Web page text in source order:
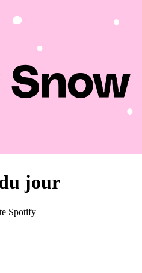
jour
Spotify